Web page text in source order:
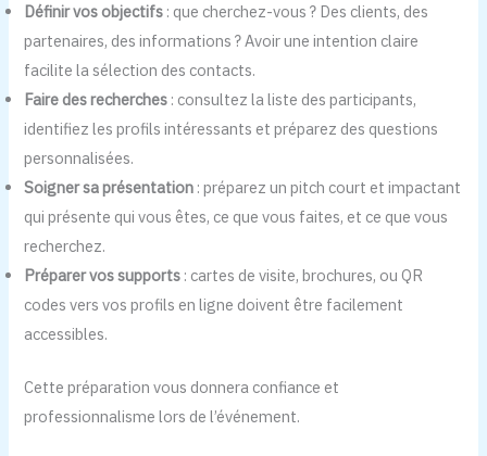
Définir vos objectifs : que cherchez-vous ? Des clients, des
partenaires, des informations ? Avoir une intention claire
facilite la sélection des contacts.
Faire des recherches : consultez la liste des participants,
identifiez les profils intéressants et préparez des questions
personnalisées.
Soigner sa présentation : préparez un pitch court et impactant
qui présente qui vous êtes, ce que vous faites, et ce que vous
recherchez.
Préparer vos supports : cartes de visite, brochures, ou QR
codes vers vos profils en ligne doivent être facilement
accessibles.
Cette préparation vous donnera confiance et
professionnalisme lors de l’événement.